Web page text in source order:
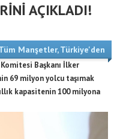
AÇIKLADI!
Manşetler,Türkiye'den
Başkanı İlker
69 milyon yolcu taşımak
kapasitenin 100 milyona